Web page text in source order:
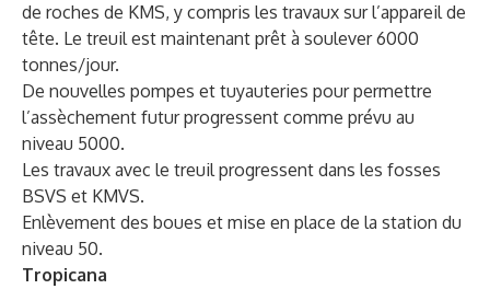
de roches de KMS, y compris les travaux sur l’appareil de
tête. Le treuil est maintenant prêt à soulever 6000
tonnes/jour.
De nouvelles pompes et tuyauteries pour permettre
l’assèchement futur progressent comme prévu au
niveau 5000.
Les travaux avec le treuil progressent dans les fosses
BSVS et KMVS.
Enlèvement des boues et mise en place de la station du
niveau 50.
Tropicana